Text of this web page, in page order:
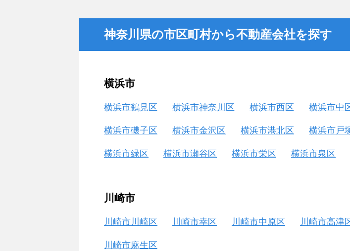
神奈川県の市区町村から不動産会社を探す
横浜市
横浜市鶴見区 横浜市神奈川区 横浜市西区 横浜市中
横浜市磯子区 横浜市金沢区 横浜市港北区 横浜市戸
横浜市緑区 横浜市瀬谷区 横浜市栄区 横浜市泉区
川崎市
川崎市川崎区 川崎市幸区 川崎市中原区 川崎市高津
川崎市麻生区